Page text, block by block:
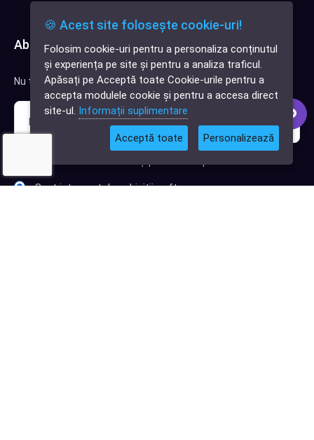
✕
Cauți o aplicație
software?
Abonează-te la newsletter
Nu trimitem spam, deci nu îți face griji.
Sunt interesat de achiziții software
🍪 Acest site folosește cookie-uri!
Folosim cookie-uri pentru a personaliza conținutul
și experiența pe site și pentru a analiza traficul.
Apăsați pe Acceptă toate Cookie-urile pentru a
accepta modulele cookie și pentru a accesa direct
site-ul. Informații suplimentare
Acceptă toate Personalizează